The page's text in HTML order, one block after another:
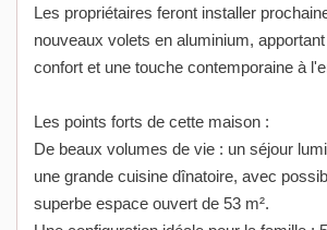
Les propriétaires feront installer
nouveaux volets en aluminium,
confort et une touche contemporaine à
Les points forts de cette maison :
De beaux volumes de vie : un séjour
une grande cuisine dînatoire, avec
superbe espace ouvert de 53 m².